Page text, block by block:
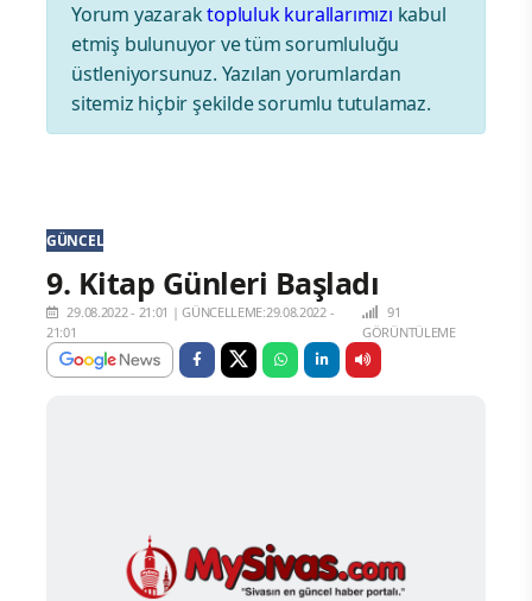
Yorum yazaraktopluluk kurallarımızı kabul
etmiş bulunuyor ve tüm sorumluluğu
üstleniyorsunuz. Yazılan yorumlardan
sitemiz hiçbir şekilde sorumlu tutulamaz.
GÜNCEL
9. Kitap Günleri Başladı
29.08.2022 - 21:01 |GÜNCELLEME:29.08.2022 -
21:01
91
GÖRÜNTÜLEME